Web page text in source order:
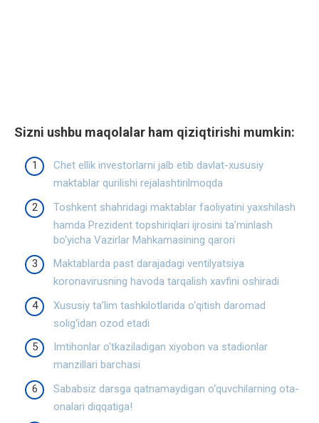
Sizni ushbu maqolalar ham qiziqtirishi mumkin:
Chet ellik investorlarni jalb etib davlat-xususiy
maktablar qurilishi rejalashtirilmoqda
Toshkent shahridagi maktablar faoliyatini yaxshilash
hamda Prezident topshiriqlari ijrosini ta’minlash
bo‘yicha Vazirlar Mahkamasining qarori
Maktablarda past darajadagi ventilyatsiya
koronavirusning havoda tarqalish xavfini oshiradi
Xususiy ta’lim tashkilotlarida o‘qitish daromad
solig‘idan ozod etadi
Imtihonlar o‘tkaziladigan xiyobon va stadionlar
manzillari barchasi
Sababsiz darsga qatnamaydigan o‘quvchilarning ota-
onalari diqqatiga!